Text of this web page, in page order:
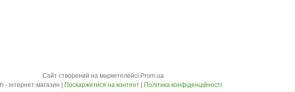
Сайт створений на маркетплейсі Prom.ua
Поскаржитися на контент Політика конфіденційності